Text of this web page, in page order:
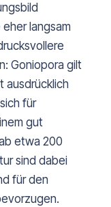
langsam
Goniopora gilt
ausdrücklich
für
gut
etwa 200
sind dabei
für den